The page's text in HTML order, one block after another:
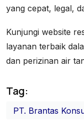
yang cepat, legal,
Kunjungi website
layanan terbaik
dan perizinan air
Tag:
PT. Brantas